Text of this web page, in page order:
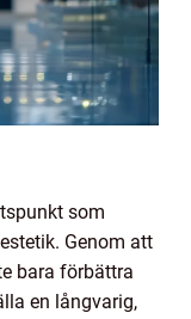
som
Genom att
bara förbättra
en långvarig,